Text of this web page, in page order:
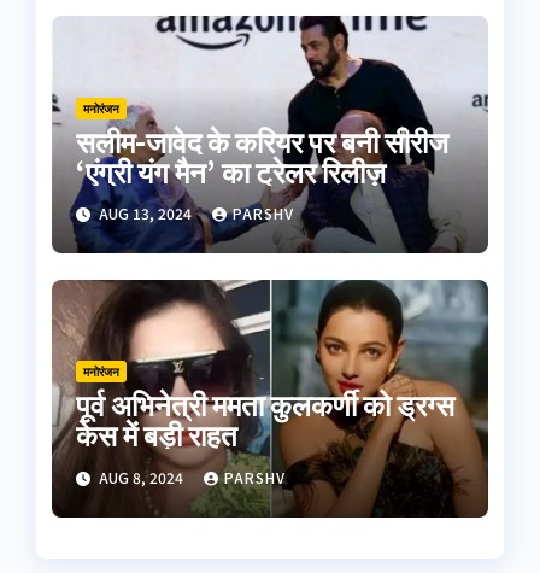
मनोरंजन
सलीम-जावेद के करियर पर बनी सीरीज
‘एंग्री यंग मैन’ का ट्रेलर रिलीज़
AUG 13, 2024 PARSHV
मनोरंजन
पूर्व अभिनेत्री ममता कुलकर्णी को ड्रग्स
केस में बड़ी राहत
AUG 8, 2024 PARSHV